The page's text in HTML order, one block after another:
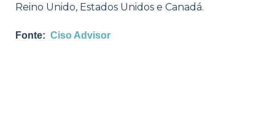
Reino Unido, Estados Unidos e Canadá.
Fonte: Ciso Advisor